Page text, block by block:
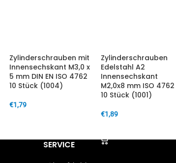
Zylinderschrauben mit
Innensechskant M3,0 x
5 mm DIN EN ISO 4762
10 Stück (1004)
€1,79
Zylinderschrauben
Edelstahl A2
Innensechskant
M2,0x8 mm ISO 4762
10 Stück (1001)
€1,89
SERVICE